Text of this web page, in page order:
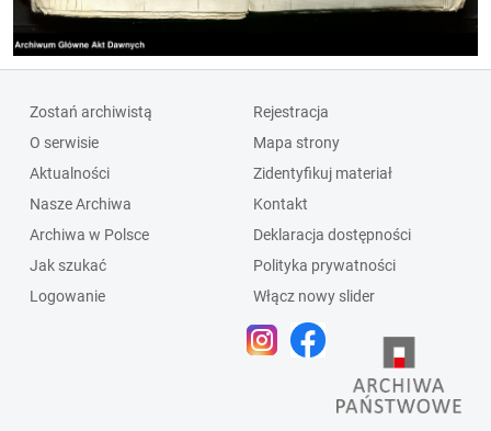
Zostań archiwistą
O serwisie
Aktualności
Nasze Archiwa
Archiwa w Polsce
Jak szukać
Logowanie
Rejestracja
Mapa strony
Zidentyfikuj materiał
Kontakt
Deklaracja dostępności
Polityka prywatności
Włącz nowy slider